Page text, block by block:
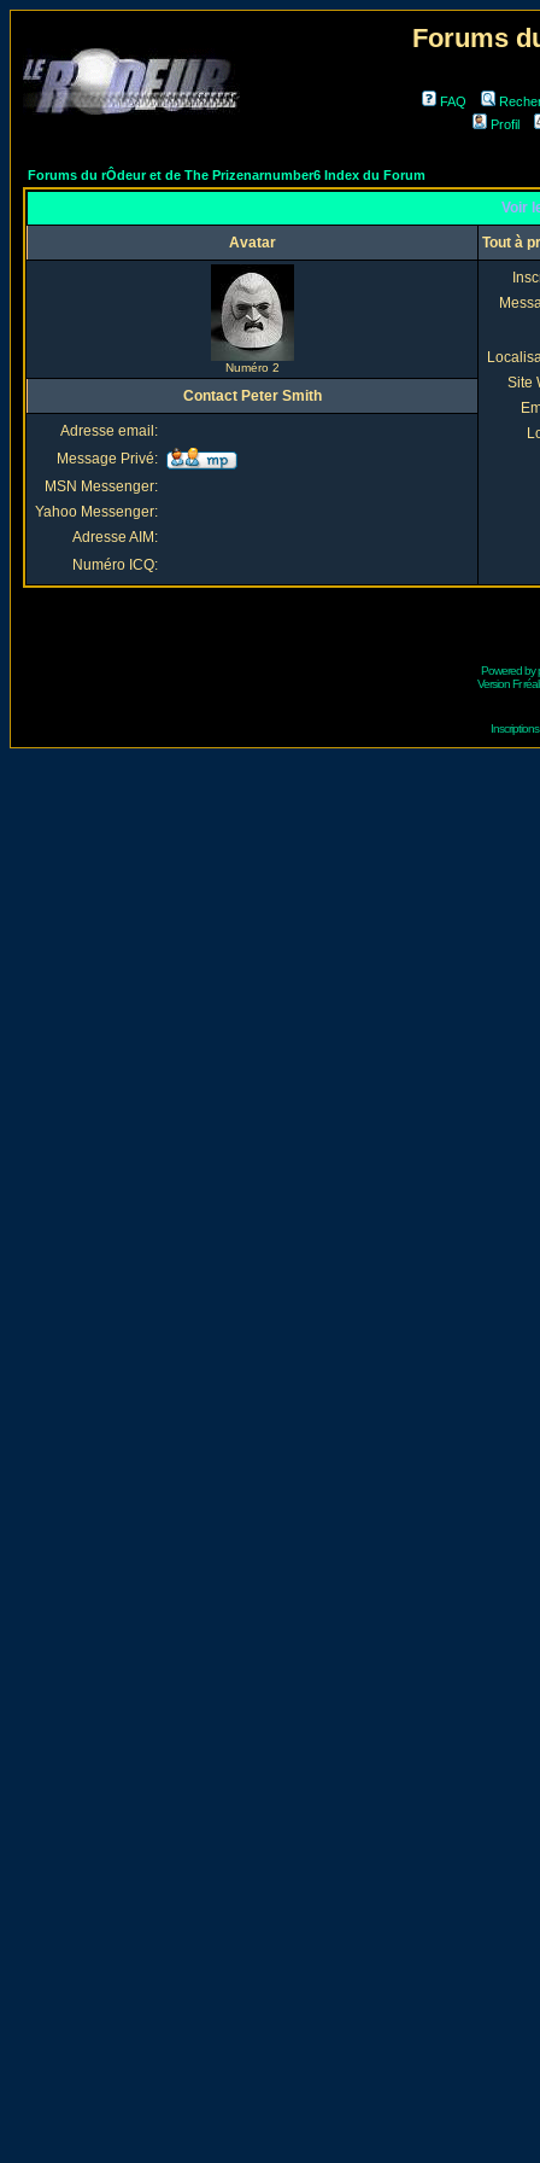
Forums
FAQ
Profil
Forums du rÔdeur et de The Prizenarnumber6 Index du Forum
Voir
Avatar Tout à
Numéro 2
Site
Contact Peter Smith
Adresse email:
Message Privé:
MSN Messenger:
Yahoo Messenger:
Adresse AIM:
Numéro ICQ:
Powered by
Version Fr